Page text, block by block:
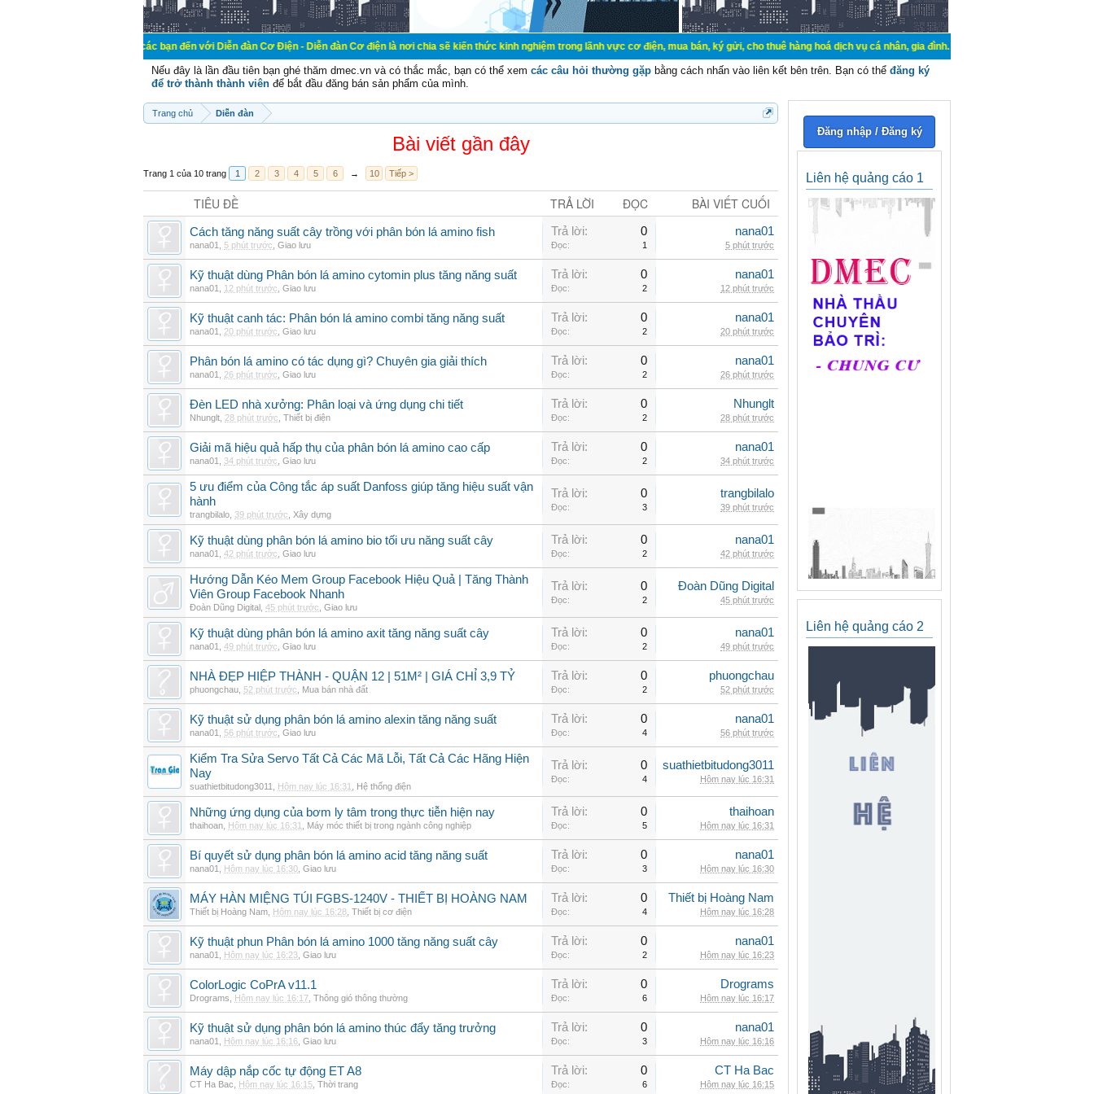
Chào mừng các bạn đến với Diễn đàn Cơ Điện - Diễn đàn Cơ điện là nơi chia sẽ kiến thức kinh nghiệm trong lãnh vực cơ điện, mua bán, ký gửi, cho thuê hàng hoá dịch vụ cá nhân, gia đình. Mua bán, ký gửi, cho thuê thiết bị
Nếu đây là lần đầu tiên bạn ghé thăm dmec.vn và có thắc mắc, bạn có thể xem các câu hỏi thường gặp bằng cách nhấn vào liên kết bên trên. Bạn có thể đăng ký
để trở thành thành viên để bắt đầu đăng bán sản phẩm của mình.
Trang chủ Diễn đàn
Bài viết gần đây
Trang 1 của 10 trang 1 2 3 4 5 6 → 10 Tiếp >
TIÊU ĐỀ TRẢ LỜI ĐỌC BÀI VIẾT CUỐI
Cách tăng năng suất cây trồng với phân bón lá amino fish
nana01 5 phút trước Giao lưu
Trả lời: 0
Đọc: 1
nana01
5 phút trước
Kỹ thuật dùng Phân bón lá amino cytomin plus tăng năng suất
nana01 12 phút trước Giao lưu
Trả lời: 0
Đọc: 2
nana01
12 phút trước
Kỹ thuật canh tác: Phân bón lá amino combi tăng năng suất
nana01 20 phút trước Giao lưu
Trả lời: 0
Đọc: 2
nana01
20 phút trước
Phân bón lá amino có tác dụng gì? Chuyên gia giải thích
nana01 26 phút trước Giao lưu
Trả lời: 0
Đọc: 2
nana01
26 phút trước
Đèn LED nhà xưởng: Phân loại và ứng dụng chi tiết
Nhunglt 28 phút trước Thiết bị điện
Trả lời: 0
Đọc: 2
Nhunglt
28 phút trước
Giải mã hiệu quả hấp thụ của phân bón lá amino cao cấp
nana01 34 phút trước Giao lưu
Trả lời: 0
Đọc: 2
nana01
34 phút trước
5 ưu điểm của Công tắc áp suất Danfoss giúp tăng hiệu suất vận
hành
trangbilalo 39 phút trước Xây dựng
Trả lời: 0
Đọc: 3
trangbilalo
39 phút trước
Kỹ thuật dùng phân bón lá amino bio tối ưu năng suất cây
nana01 42 phút trước Giao lưu
Trả lời: 0
Đọc: 2
nana01
42 phút trước
Hướng Dẫn Kéo Mem Group Facebook Hiệu Quả | Tăng Thành
Viên Group Facebook Nhanh
Đoàn Dũng Digital 45 phút trước Giao lưu
Trả lời: 0
Đọc: 2
Đoàn Dũng Digital
45 phút trước
Kỹ thuật dùng phân bón lá amino axit tăng năng suất cây
nana01 49 phút trước Giao lưu
Trả lời: 0
Đọc: 2
nana01
49 phút trước
NHÀ ĐẸP HIỆP THÀNH - QUẬN 12 | 51M² | GIÁ CHỈ 3,9 TỶ
phuongchau 52 phút trước Mua bán nhà đất
Trả lời: 0
Đọc: 2
phuongchau
52 phút trước
Kỹ thuật sử dụng phân bón lá amino alexin tăng năng suất
nana01 56 phút trước Giao lưu
Trả lời: 0
Đọc: 4
nana01
56 phút trước
Kiểm Tra Sửa Servo Tất Cả Các Mã Lỗi, Tất Cả Các Hãng Hiện
Nay
suathietbitudong3011 Hôm nay lúc 16:31 Hệ thống điện
Trả lời: 0
Đọc: 4
suathietbitudong3011
Hôm nay lúc 16:31
Những ứng dụng của bơm ly tâm trong thực tiễn hiện nay
thaihoan Hôm nay lúc 16:31 Máy móc thiết bị trong ngành công nghiệp
Trả lời: 0
Đọc: 5
thaihoan
Hôm nay lúc 16:31
Bí quyết sử dụng phân bón lá amino acid tăng năng suất
nana01 Hôm nay lúc 16:30 Giao lưu
Trả lời: 0
Đọc: 3
nana01
Hôm nay lúc 16:30
MÁY HÀN MIỆNG TÚI FGBS-1240V - THIẾT BỊ HOÀNG NAM
Thiết bị Hoàng Nam Hôm nay lúc 16:28 Thiết bị cơ điện
Trả lời: 0
Đọc: 4
Thiết bị Hoàng Nam
Hôm nay lúc 16:28
Kỹ thuật phun Phân bón lá amino 1000 tăng năng suất cây
nana01 Hôm nay lúc 16:23 Giao lưu
Trả lời: 0
Đọc: 2
nana01
Hôm nay lúc 16:23
ColorLogic CoPrA v11.1
Drograms Hôm nay lúc 16:17 Thông gió thông thường
Trả lời: 0
Đọc: 6
Drograms
Hôm nay lúc 16:17
Kỹ thuật sử dụng phân bón lá amino thúc đẩy tăng trưởng
nana01 Hôm nay lúc 16:16 Giao lưu
Trả lời: 0
Đọc: 3
nana01
Hôm nay lúc 16:16
Máy dập nắp cốc tự động ET A8
CT Ha Bac Hôm nay lúc 16:15 Thời trang
Trả lời: 0
Đọc: 6
CT Ha Bac
Hôm nay lúc 16:15
Đăng nhập / Đăng ký
Liên hệ quảng cáo 1
Liên hệ quảng cáo 2